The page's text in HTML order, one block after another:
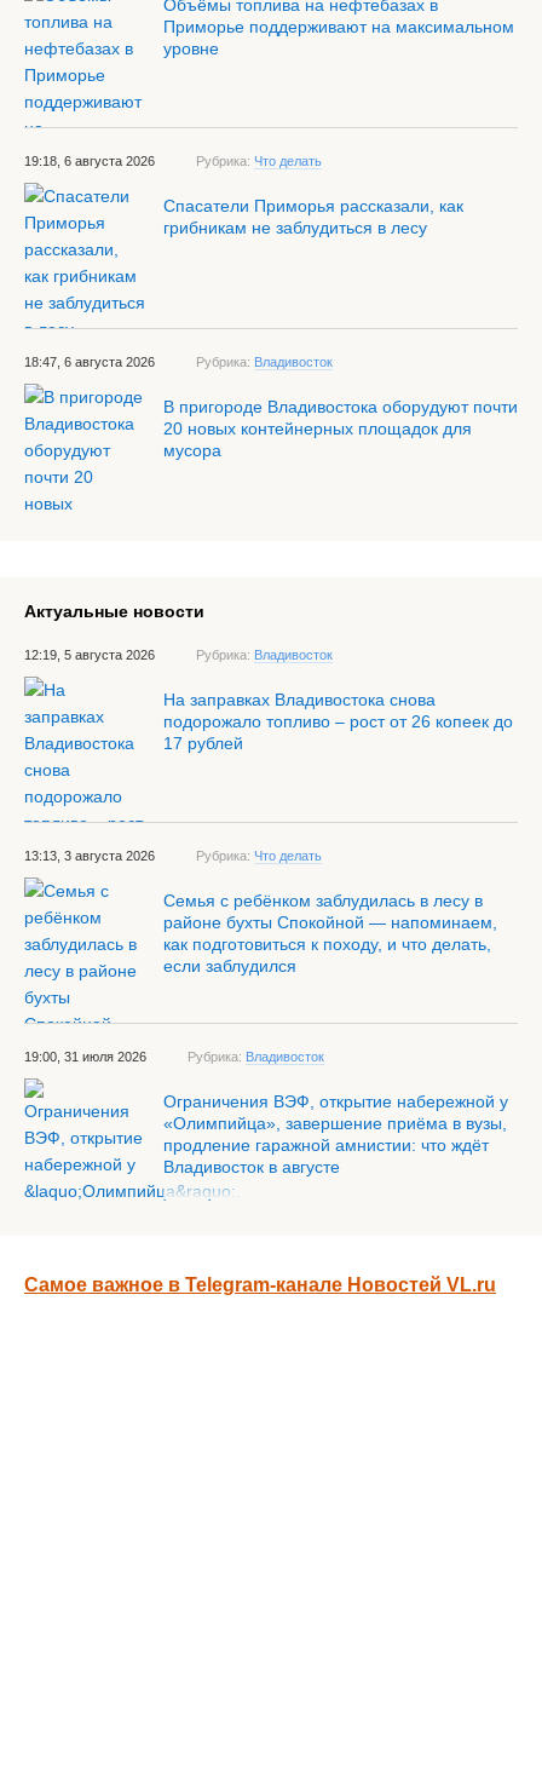
Объёмы топлива на нефтебазах в
Приморье поддерживают на максимальном
уровне
19:18, 6 августа 2026 Рубрика: Что делать
Спасатели Приморья рассказали, как
грибникам не заблудиться в лесу
18:47, 6 августа 2026 Рубрика: Владивосток
В пригороде Владивостока оборудуют почти
20 новых контейнерных площадок для
мусора
Актуальные новости
12:19, 5 августа 2026 Рубрика: Владивосток
На заправках Владивостока снова
подорожало топливо – рост от 26 копеек до
17 рублей
13:13, 3 августа 2026 Рубрика: Что делать
Семья с ребёнком заблудилась в лесу в
районе бухты Спокойной — напоминаем,
как подготовиться к походу, и что делать,
если заблудился
19:00, 31 июля 2026 Рубрика: Владивосток
Ограничения ВЭФ, открытие набережной у
«Олимпийца», завершение приёма в вузы,
продление гаражной амнистии: что ждёт
Владивосток в августе
Самое важное в Telegram-канале Новостей VL.ru